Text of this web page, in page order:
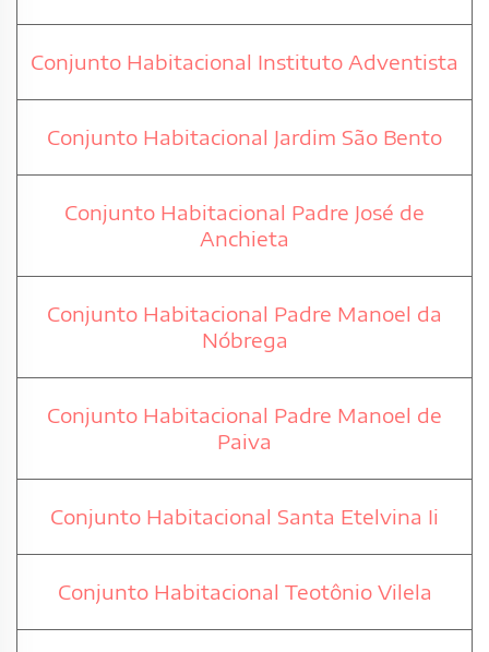
Conjunto Habitacional Instituto Adventista
Conjunto Habitacional Jardim São Bento
Conjunto Habitacional Padre José de
Anchieta
Conjunto Habitacional Padre Manoel da
Nóbrega
Conjunto Habitacional Padre Manoel de
Paiva
Conjunto Habitacional Santa Etelvina Ii
Conjunto Habitacional Teotônio Vilela